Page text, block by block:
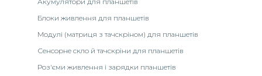
Блоки живлення для планшетів
Модулі (матриця з тачскріном) для планшетів
Сенсорне скло й тачскріни для планшетів
Роз'єми живлення і зарядки планшетів